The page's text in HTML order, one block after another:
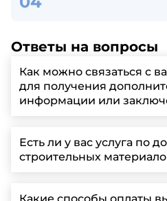
Ответы на вопросы
Как можно связаться с
для получения
информации или
запрос через нашу
заполнить форму на нашем
детальной информации и
Есть ли у вас услуга по
строительных
Ленинградской области, у